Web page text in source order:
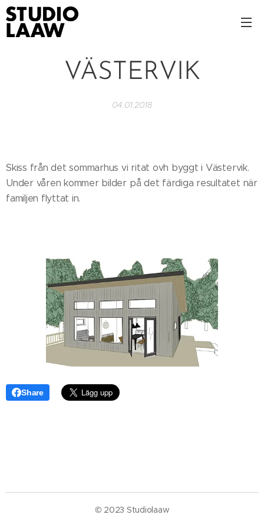
VÄSTERVIK
04.01.2018
Skiss från det sommarhus vi ritat ovh byggt i Västervik.
Under våren kommer bilder på det färdiga resultatet när
familjen flyttat in.
Share
© 2023 Studiolaaw